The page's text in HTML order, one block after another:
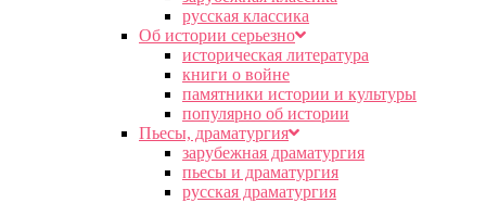
русская классика
Об истории серьезно
историческая литература
книги о войне
памятники истории и культуры
популярно об истории
Пьесы, драматургия
зарубежная драматургия
пьесы и драматургия
русская драматургия